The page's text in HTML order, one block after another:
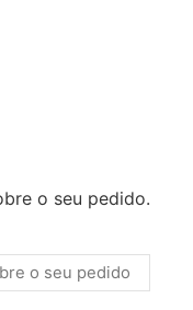
o seu pedido.